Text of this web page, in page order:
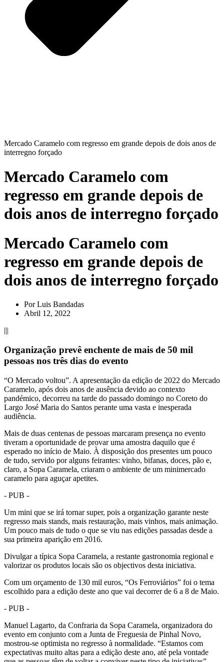
Mercado Caramelo com regresso em grande depois de dois anos de
interregno forçado
Mercado Caramelo com
regresso em grande depois de
dois anos de interregno forçado
Mercado Caramelo com
regresso em grande depois de
dois anos de interregno forçado
PorLuis Bandadas
Abril 12, 2022
|||
Organização prevê enchente de mais de 50 mil
pessoas nos três dias do evento
“O Mercado voltou”. A apresentação da edição de 2022 do Mercado
Caramelo, após dois anos de ausência devido ao contexto
pandémico, decorreu na tarde do passado domingo no Coreto do
Largo José Maria do Santos perante uma vasta e inesperada
audiência.
Mais de duas centenas de pessoas marcaram presença no evento
tiveram a oportunidade de provar uma amostra daquilo que é
esperado no início de Maio. À disposição dos presentes um pouco
de tudo, servido por alguns feirantes: vinho, bifanas, doces, pão e,
claro, a Sopa Caramela, criaram o ambiente de um minimercado
caramelo para aguçar apetites.
- PUB -
Um mini que se irá tornar super, pois a organização garante neste
regresso mais stands, mais restauração, mais vinhos, mais animação.
Um pouco mais de tudo o que se viu nas edições passadas desde a
sua primeira aparição em 2016.
Divulgar a típica Sopa Caramela, a restante gastronomia regional e
valorizar os produtos locais são os objectivos desta iniciativa.
Com um orçamento de 130 mil euros, “Os Ferroviários” foi o tema
escolhido para a edição deste ano que vai decorrer de 6 a 8 de Maio.
- PUB -
Manuel Lagarto, da Confraria da Sopa Caramela, organizadora do
evento em conjunto com a Junta de Freguesia de Pinhal Novo,
mostrou-se optimista no regresso à normalidade. “Estamos com
expectativas muito altas para a edição deste ano, até pela vontade